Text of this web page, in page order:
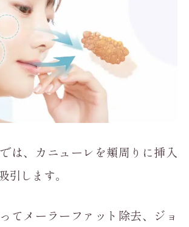
は、カニューレを頬周りに挿入
引します。
てメーラーファット除去、ジョ